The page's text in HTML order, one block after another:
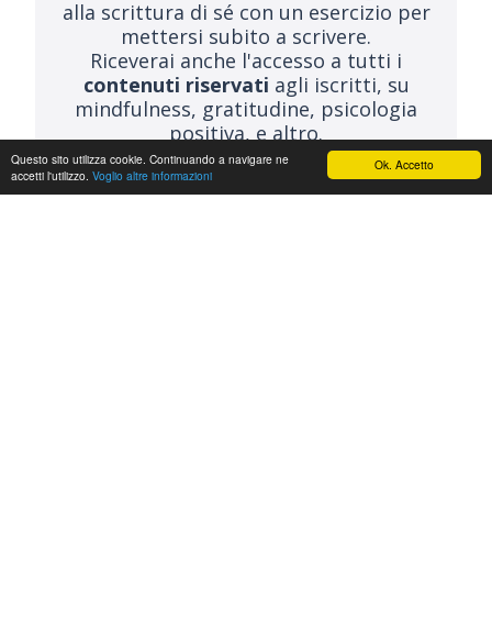
Ok. Accetto
Questo sito utilizza cookie. Continuando a navigare ne
accetti l'utilizzo. Voglio altre informazioni
alla scrittura di sé con un esercizio per
mettersi subito a scrivere.
Riceverai anche l'accesso a tutti i
contenuti riservati agli iscritti, su
mindfulness, gratitudine, psicologia
positiva, e altro.